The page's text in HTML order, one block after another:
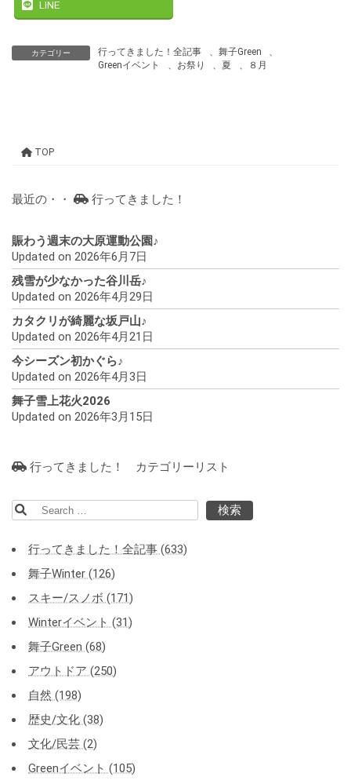
LINE
カテゴリー 行ってきました！全記事 、 舞子Green
、
Greenイベント
、 お祭り 、 夏 、 ８月
TOP
最近の・・ 行ってきました！
賑わう週末の大原運動公園♪
Updated on 2026年6月7日
残雪が少なかった谷川岳♪
Updated on 2026年4月29日
カタクリが綺麗な坂戸山♪
Updated on 2026年4月21日
今シーズン初かぐら♪
Updated on 2026年4月3日
舞子雪上花火2026
Updated on 2026年3月15日
行ってきました！ カテゴリーリスト
索:
行ってきました！全記事 (633)
舞子Winter (126)
スキー/スノボ (171)
Winterイベント (31)
舞子Green (68)
アウトドア (250)
自然 (198)
歴史/文化 (38)
文化/民芸 (2)
Greenイベント (105)